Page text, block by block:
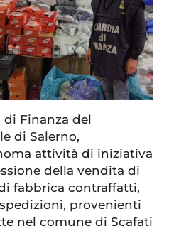
di Finanza del
di Salerno,
attività di iniziativa
della vendita di
fabbrica contraffatti,
provenienti
nel comune di Scafati